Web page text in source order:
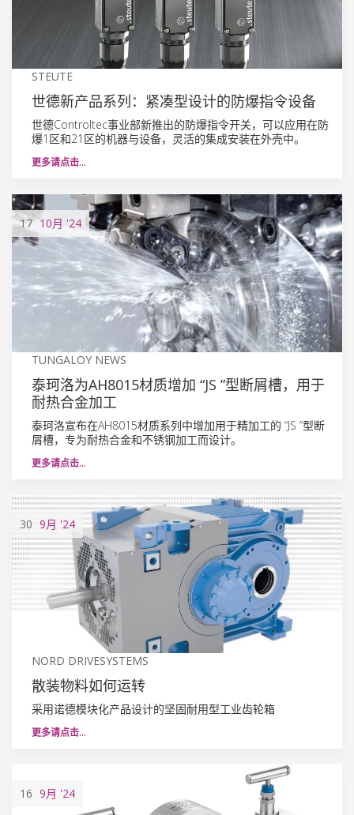
STEUTE
世德新产品系列：紧凑型设计的防爆指令设备
世德Controltec事业部新推出的防爆指令开关，可以应用在防
爆1区和21区的机器与设备，灵活的集成安装在外壳中。
更多请点击…
17 10月 '24
TUNGALOY NEWS
泰珂洛为AH8015材质增加 “JS ”型断屑槽，用于
耐热合金加工
泰珂洛宣布在AH8015材质系列中增加用于精加工的 “JS ”型断
屑槽，专为耐热合金和不锈钢加工而设计。
更多请点击…
30 9月 '24
NORD DRIVESYSTEMS
散装物料如何运转
采用诺德模块化产品设计的坚固耐用型工业齿轮箱
更多请点击…
16 9月 '24